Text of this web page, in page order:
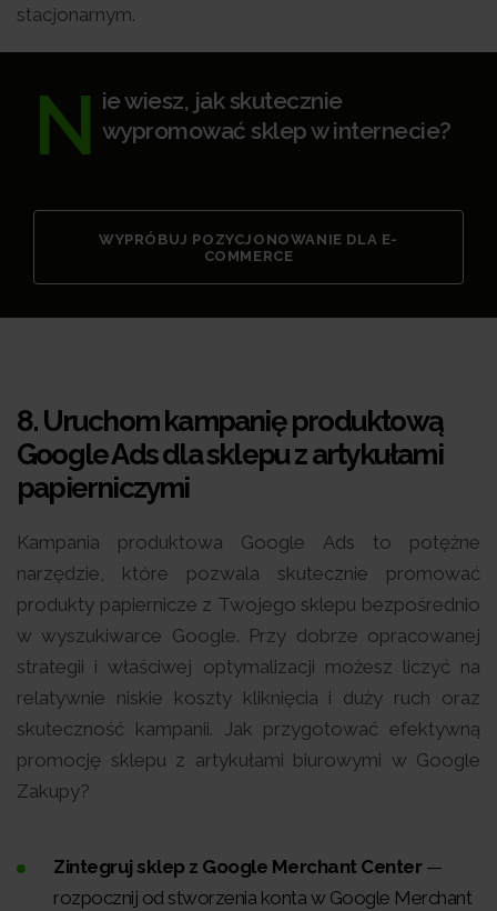
stacjonarnym.
N ie wiesz, jak skutecznie
wypromować sklep w internecie?
WYPRÓBUJ POZYCJONOWANIE DLA E-
COMMERCE
8. Uruchom kampanię produktową
Google Ads dla sklepu z artykułami
papierniczymi
Kampania produktowa Google Ads to potężne
narzędzie, które pozwala skutecznie promować
produkty papiernicze z Twojego sklepu bezpośrednio
w wyszukiwarce Google. Przy dobrze opracowanej
strategii i właściwej optymalizacji możesz liczyć na
relatywnie niskie koszty kliknięcia i duży ruch oraz
skuteczność kampanii. Jak przygotować efektywną
promocję sklepu z artykułami biurowymi w Google
Zakupy?
Zintegruj sklep z Google Merchant Center—
rozpocznij od stworzenia konta w Google Merchant